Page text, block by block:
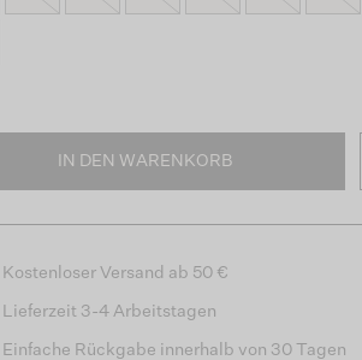
IN DEN WARENKORB
Kostenloser Versand ab 50 €
Lieferzeit 3-4 Arbeitstagen
Einfache Rückgabe innerhalb von 30 Tagen